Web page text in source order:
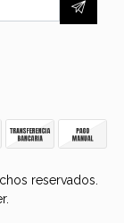
reservados.
.